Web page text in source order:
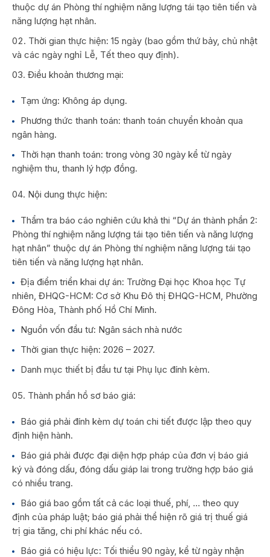
thuộc dự án Phòng thí nghiệm năng lượng tái tạo tiên tiến và
năng lượng hạt nhân.
Thời gian thực hiện: 15 ngày (bao gồm thứ bảy, chủ nhật
và các ngày nghỉ Lễ, Tết theo quy định).
Điều khoản thương mại:
Tạm ứng: Không áp dụng.
Phương thức thanh toán: thanh toán chuyển khoản qua
ngân hàng.
Thời hạn thanh toán: trong vòng 30 ngày kể từ ngày
nghiệm thu, thanh lý hợp đồng.
Nội dung thực hiện:
Thẩm tra báo cáo nghiên cứu khả thi “Dự án thành phần 2:
Phòng thí nghiệm năng lượng tái tạo tiên tiến và năng lượng
hạt nhân” thuộc dự án Phòng thí nghiệm năng lượng tái tạo
tiên tiến và năng lượng hạt nhân.
Địa điểm triển khai dự án: Trường Đại học Khoa học Tự
nhiên, ĐHQG-HCM: Cơ sở Khu Đô thị ĐHQG-HCM, Phường
Đông Hòa, Thành phố Hồ Chí Minh.
Nguồn vốn đầu tư: Ngân sách nhà nước
Thời gian thực hiện: 2026 – 2027.
Danh mục thiết bị đầu tư tại Phụ lục đính kèm.
Thành phần hồ sơ báo giá:
Báo giá phải đính kèm dự toán chi tiết được lập theo quy
định hiện hành.
Báo giá phải được đại diện hợp pháp của đơn vị báo giá
ký và đóng dấu, đóng dấu giáp lai trong trường hợp báo giá
có nhiều trang.
Báo giá bao gồm tất cả các loại thuế, phí, … theo quy
định của pháp luật; báo giá phải thể hiện rõ giá trị thuế giá
trị gia tăng, chi phí khác nếu có.
Báo giá có hiệu lực: Tối thiểu 90 ngày, kể từ ngày nhận